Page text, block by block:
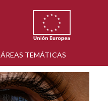
ÁREAS TEMÁTICAS